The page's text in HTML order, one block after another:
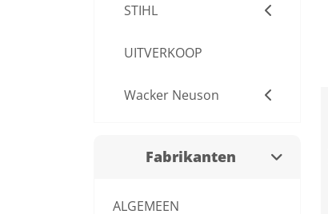
STIHL
UITVERKOOP
Wacker Neuson
Fabrikanten
ALGEMEEN